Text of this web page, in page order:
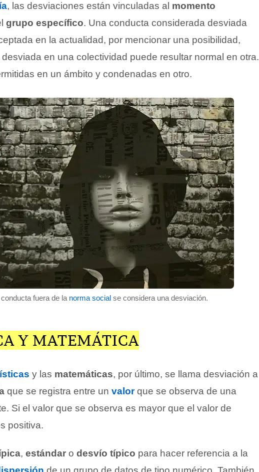
, las desviaciones están vinculadas al momento
grupo específico. Una conducta considerada desviada
en la actualidad, por mencionar una posibilidad,
en una colectividad puede resultar normal en otra.
en un ámbito y condenadas en otro.
fuera de la norma socialse considera una desviación.
Y MATEMÁTICA
y las matemáticas, por último, se llama desviación a
que se registra entre un valorque se observa de una
Si el valor que se observa es mayor que el valor de
positiva.
, estándar o desvío típico para hacer referencia a la